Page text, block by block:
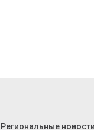
Региональные новости